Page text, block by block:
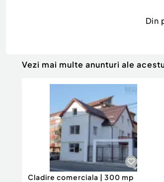
Din
Vezi mai multe anunturi ale
Cladire comerciala | 300 mp